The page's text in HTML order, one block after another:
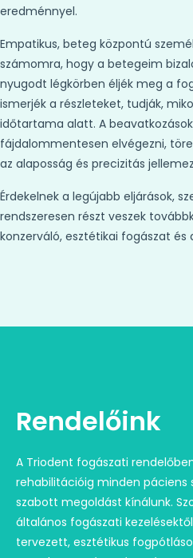
eredménnyel.
Empatikus, beteg központú
számomra, hogy a betegeim
nyugodt légkörben éljék meg a
ismerjék a részleteket, tudják,
időtartama alatt. A
fájdalommentesen elvégezni,
az alaposság és precizitás
Érdekelnek a legújabb eljárások,
rendszeresen részt veszek
konzerváló, esztétikai fogászat és
Rendelőink
A Triodent fogászati
rehabilitációig minden páciens
szabott megoldást kínálunk.
általános fogászati
tervezett, esztétikus